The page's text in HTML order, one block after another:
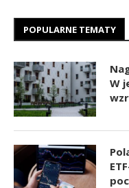
POPULARNE TEMATY
W